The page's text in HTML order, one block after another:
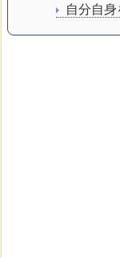
自分自